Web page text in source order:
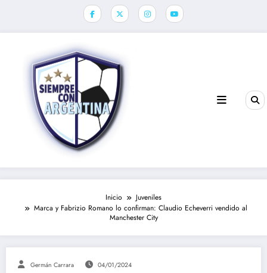
Inicio
Juveniles
Marca y Fabrizio Romano lo confirman: Claudio Echeverri vendido al
Manchester City
Germán Carrara 04/01/2024